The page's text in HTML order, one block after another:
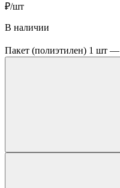
₽/шт
В наличии
Пакет (полиэтилен) 1 шт —